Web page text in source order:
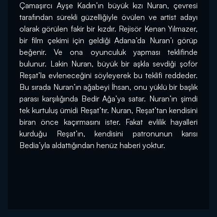
Çamaşırcı Ayşe Kadın’ın büyük kızı Nuran, çevresi
tarafından sürekli güzelliğiyle övülen ve artist adayı
olarak görülen fakir bir kızdır. Rejisör Kenan Yılmazer,
bir film çekimi için geldiği Adana’da Nuran’ı görüp
beğenir. Ve ona oyunculuk yapması teklifinde
bulunur. Lakin Nuran, büyük bir aşkla sevdiği şoför
Reşat’la evleneceğini söyleyerek bu teklifi reddeder.
Bu sırada Nuran’ın ağabeyi İhsan, onu yüklü bir başlık
parası karşılığında Bedir Ağa’ya satar. Nuran’ın şimdi
tek kurtuluş ümidi Reşat’tır. Nuran, Reşat’tan kendisini
biran önce kaçırmasını ister. Fakat evlilik hayalleri
kurduğu Reşat’ın, kendisini patronunun karısı
Bedia’yla aldattığından henüz haberi yoktur.